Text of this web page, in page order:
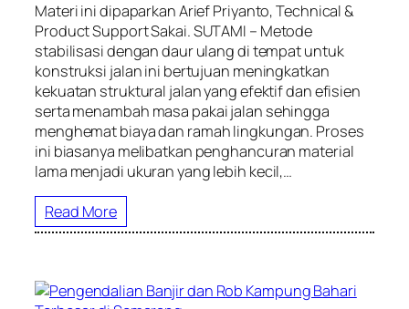
Materi ini dipaparkan Arief Priyanto, Technical &
Product Support Sakai. SUTAMI – Metode
stabilisasi dengan daur ulang di tempat untuk
konstruksi jalan ini bertujuan meningkatkan
kekuatan struktural jalan yang efektif dan efisien
serta menambah masa pakai jalan sehingga
menghemat biaya dan ramah lingkungan. Proses
ini biasanya melibatkan penghancuran material
lama menjadi ukuran yang lebih kecil,…
Read More